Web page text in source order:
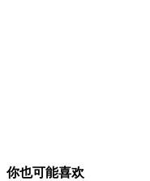
你也可能喜欢